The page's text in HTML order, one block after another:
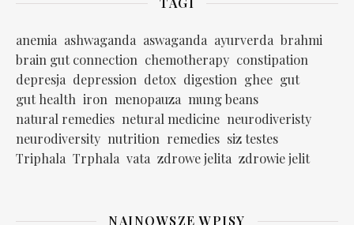
anemia ashwaganda aswaganda ayurverda brahmi
brain gut connection chemotherapy constipation
depresja depression detox digestion ghee gut
gut health iron menopauza mung beans
natural remedies netural medicine neurodiveristy
neurodiversity nutrition remedies siz testes
Triphala Trphala vata zdrowe jelita zdrowie jelit
NAJNOWSZE WPISY